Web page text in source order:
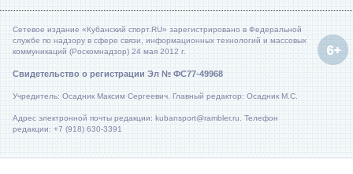
Сетевое издание «Кубанский спорт.RU» зарегистрировано в Федеральной
службе по надзору в сфере связи, информационных технологий и массовых
коммуникаций (Роскомнадзор) 24 мая 2012 г.
Свидетельство о регистрации Эл № ФС77-49968
Учредитель: Осадник Максим Сергеевич. Главный редактор: Осадник М.С.
Адрес электронной почты редакции: kubansport@rambler.ru. Телефон
редакции: +7 (918) 630-3391